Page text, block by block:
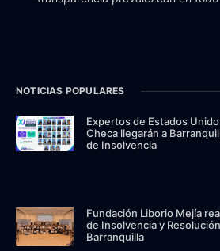
NOTICIAS POPULARES
Expertos de Estados
Checa llegarán a
de Insolvencia
Fundación Liborio Mejía
de Insolvencia y
Barranquilla